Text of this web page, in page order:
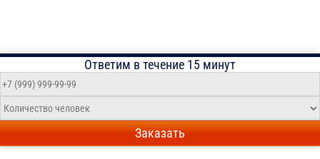
Ответим в течение 15 минут
Заказать